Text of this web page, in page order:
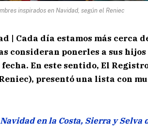
inspirados en Navidad, según el Reniec
| Cada día estamos más cerca
consideran ponerles a sus hijos
En este sentido, El
presentó una lista con
en la Costa, Sierra y Selva